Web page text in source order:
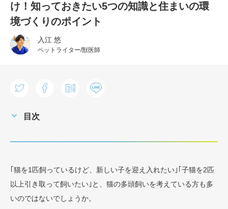
け！知っておきたい5つの知識と住まいの環
境づくりのポイント
入江 悠
ペットライター/獣医師
目次
｢猫を1匹飼っているけど、新しい子を迎え入れたい｣｢子猫を2匹
以上引き取って飼いたい｣と、猫の多頭飼いを考えている方も多
いのではないでしょうか。